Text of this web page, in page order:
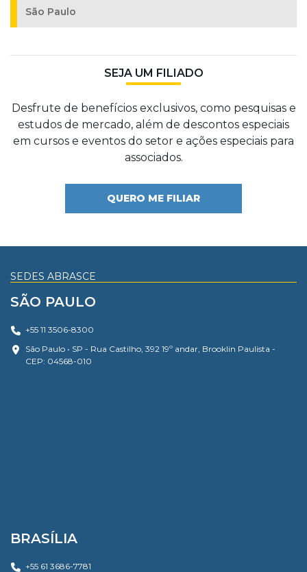
São Paulo
SEJA UM FILIADO
Desfrute de benefícios exclusivos, como pesquisas e
estudos de mercado, além de descontos especiais
em cursos e eventos do setor e ações especiais para
associados.
QUERO ME FILIAR
SEDES ABRASCE
SÃO PAULO
+55 11 3506-8300
São Paulo • SP - Rua Castilho, 392 19º andar, Brooklin Paulista -
CEP: 04568-010
BRASÍLIA
+55 61 3686-7781